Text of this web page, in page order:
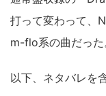
打って変わって、
m-flo系の曲だった
以下、ネタバレを